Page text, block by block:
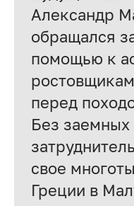
Александр
обращался
помощью к
перед
Без
свое
Греции в